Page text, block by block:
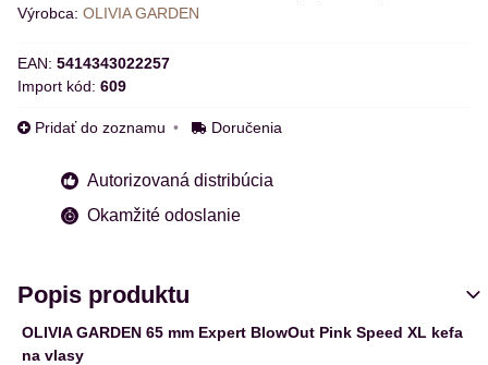
Výrobca: OLIVIA GARDEN
EAN: 5414343022257
Import kód: 609
Pridať do zoznamu Doručenia
Autorizovaná distribúcia
Okamžité odoslanie
Popis produktu
OLIVIA GARDEN 65 mm Expert BlowOut Pink Speed XL kefa
na vlasy